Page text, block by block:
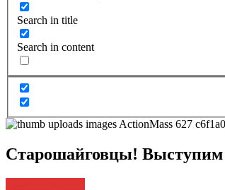
Search in title
Search in content
Старошайговцы! Выступим